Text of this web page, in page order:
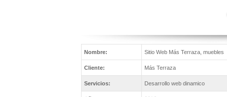
Nombre: Sitio Web Más Terraza, muebles
Cliente: Más Terraza
Servicios: Desarrollo web dinamico